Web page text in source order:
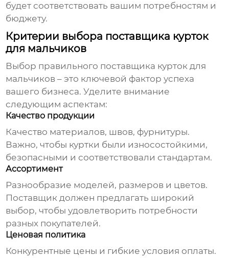
будет соответствовать вашим потребностям и
бюджету.
Критерии выбора поставщика курток
для мальчиков
Выбор правильного поставщика курток для
мальчиков – это ключевой фактор успеха
вашего бизнеса. Уделите внимание
следующим аспектам:
Качество продукции
Качество материалов, швов, фурнитуры.
Важно, чтобы куртки были износостойкими,
безопасными и соответствовали стандартам.
Ассортимент
Разнообразие моделей, размеров и цветов.
Поставщик должен предлагать широкий
выбор, чтобы удовлетворить потребности
разных покупателей.
Ценовая политика
Конкурентные цены и гибкие условия оплаты.